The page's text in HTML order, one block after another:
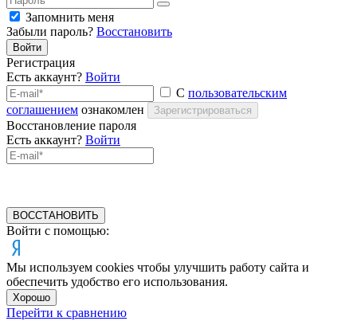
Запомнить меня
Забыли пароль? Восстановить
Войти
Регистрация
Есть аккаунт? Войти
С пользовательским
соглашением ознакомлен Зарегистрироваться
Восстановление пароля
Есть аккаунт? Войти
ВОССТАНОВИТЬ
Войти с помощью:
Мы используем cookies чтобы улучшить работу сайта и
обеспечить удобство его использования.
Хорошо
Перейти к сравнению